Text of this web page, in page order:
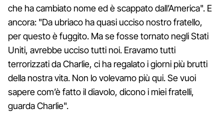
che ha cambiato nome ed è scappato dall’America". E
ancora: "Da ubriaco ha quasi ucciso nostro fratello,
per questo è fuggito. Ma se fosse tornato negli Stati
Uniti, avrebbe ucciso tutti noi. Eravamo tutti
terrorizzati da Charlie, ci ha regalato i giorni più brutti
della nostra vita. Non lo volevamo più qui. Se vuoi
sapere com’è fatto il diavolo, dicono i miei fratelli,
guarda Charlie".